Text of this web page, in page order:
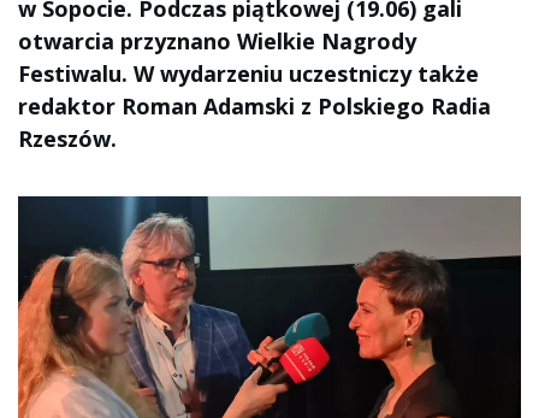
w Sopocie. Podczas piątkowej (19.06) gali
otwarcia przyznano Wielkie Nagrody
Festiwalu. W wydarzeniu uczestniczy także
redaktor Roman Adamski z Polskiego Radia
Rzeszów.